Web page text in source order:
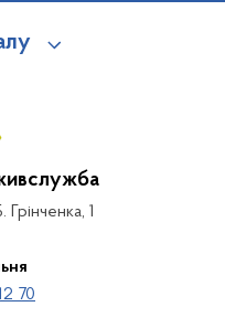
Грінченка, 1
70